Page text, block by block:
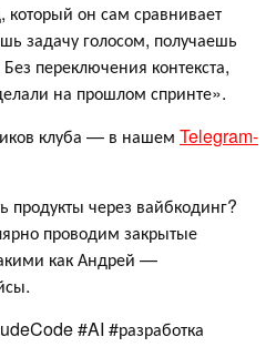
который он сам сравнивает
задачу голосом, получаешь
переключения контекста,
на прошлом спринте».
клуба — в нашем Telegram-
продукты через вайбкодинг?
проводим закрытые
как Андрей —
#AI #разработка